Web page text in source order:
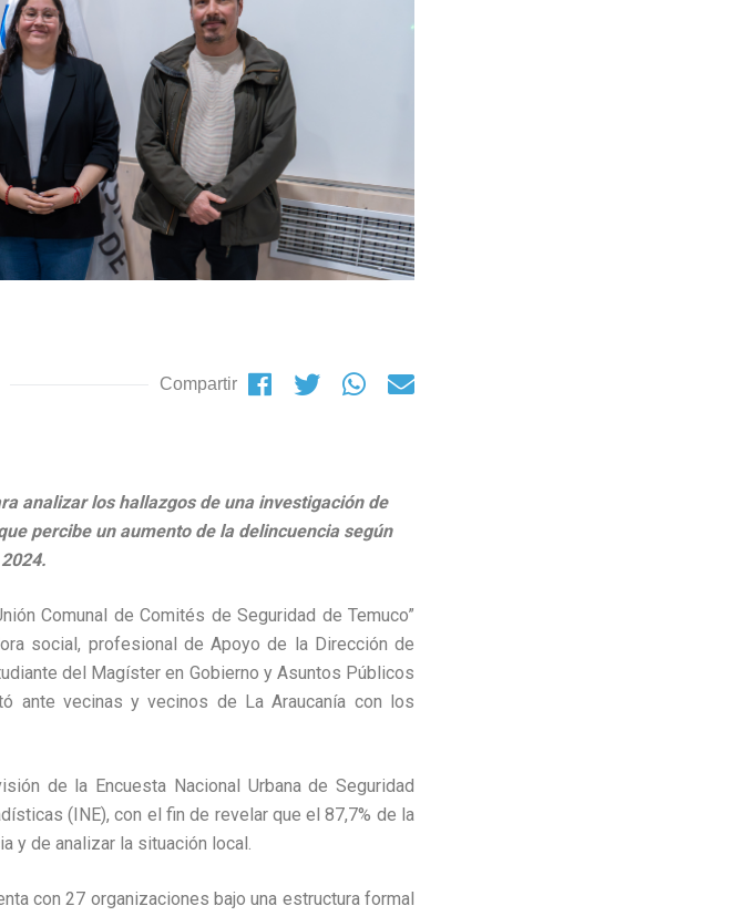
Compartir
analizar los hallazgos de una investigación de
percibe un aumento de la delincuencia según
Comunal de Comités de Seguridad de Temuco”
social, profesional de Apoyo de la Dirección de
del Magíster en Gobierno y Asuntos Públicos
ante vecinas y vecinos de La Araucanía con los
de la Encuesta Nacional Urbana de Seguridad
(INE), con el fin de revelar que el 87,7% de la
y de analizar la situación local.
con 27 organizaciones bajo una estructura formal